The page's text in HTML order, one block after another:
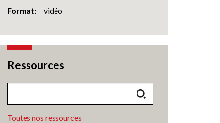
Format
vidéo
Ressources
Toutes nos ressources